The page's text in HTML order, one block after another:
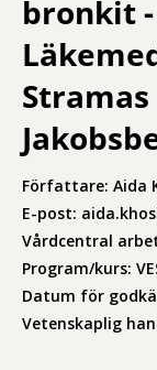
bronkit
Författare: Aida
E-post:
Vårdcentral
Program/kurs:
Datum för
Vetenskaplig